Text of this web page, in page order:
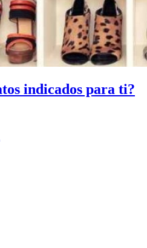
indicados para ti?